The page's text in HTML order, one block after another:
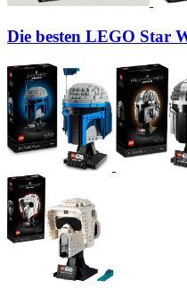
Die besten LEGO Star